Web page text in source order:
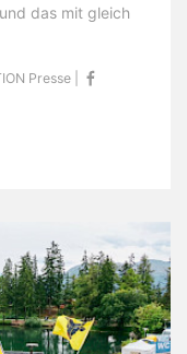
das mit gleich
Presse |